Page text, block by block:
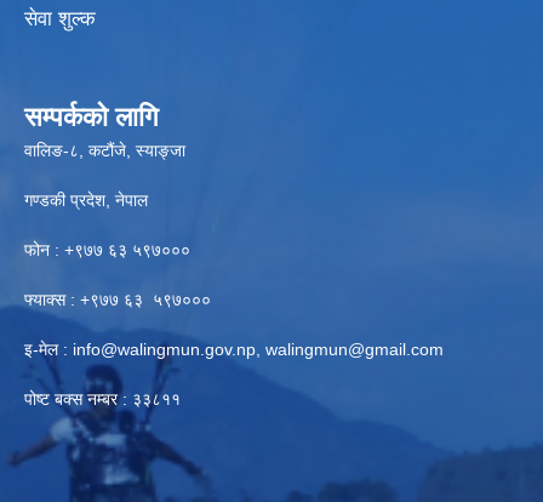
सेवा शुल्क
सम्पर्कको लागि
वालिङ-८, कटौंजे, स्याङ्जा
गण्डकी प्रदेश, नेपाल
फोन : +९७७ ६३ ५९७०००
फ्याक्स : +९७७ ६३ ५९७०००
इ-मेल : info@walingmun.gov.np walingmun@gmail.com
पोष्ट बक्स नम्बर : ३३८११